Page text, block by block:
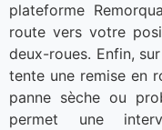
plateforme
route vers votre
deux-roues. Enfin,
tente une remise en
panne sèche ou
permet une